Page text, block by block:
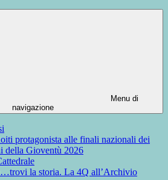
Menu di
navigazione
protagonista alle finali nazionali dei
della Gioventù 2026
la storia. La 4Q all’Archivio